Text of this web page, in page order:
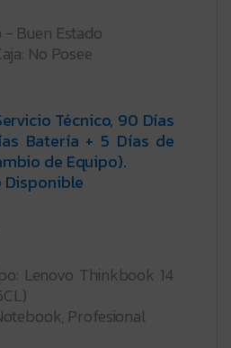
- Buen Estado
No Posee
Técnico, 90 Días
Batería + 5 Días de
de Equipo).
Disponible
Lenovo Thinkbook 14
Profesional